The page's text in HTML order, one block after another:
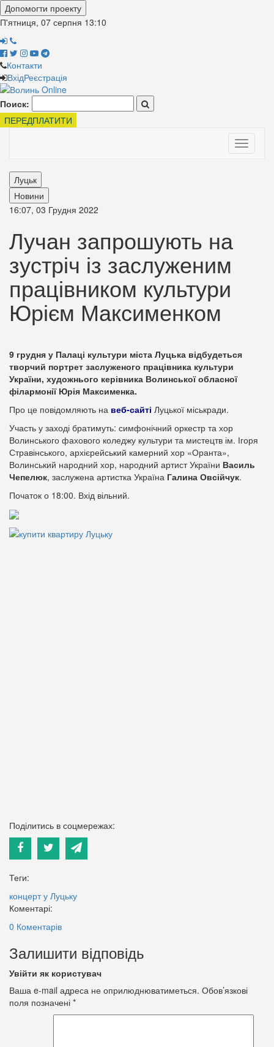
Допомогти проекту
П'ятниця, 07 серпня 13:10
Контакти
ВхідРеєстрація
Поиск:
ПЕРЕДПЛАТИТИ
Toggle
Луцьк
Новини
16:07, 03 Грудня 2022
Лучан запрошують на
зустріч із заслуженим
працівником культури
Юрієм Максименком
9 грудня у Палаці культури міста Луцька відбудеться
творчий портрет заслуженого працівника культури
України, художнього керівника Волинської обласної
філармонії Юрія Максименка.
Про це повідомляють на веб-сайті Луцької міськради.
Участь у заході братимуть: симфонічний оркестр та хор
Волинського фахового коледжу культури та мистецтв ім. Ігоря
Стравінського, архієрейський камерний хор «Оранта»,
Волинський народний хор, народний артист України Василь
Чепелюк, заслужена артистка Україна Галина Овсійчук.
Початок о 18:00. Вхід вільний.
Поділитись в соцмережах:
Теги:
концерт у Луцьку
Коментарі:
0 Коментарів
Залишити відповідь
Увійти як користувач
Ваша e-mail адреса не оприлюднюватиметься. Обов’язкові
поля позначені *